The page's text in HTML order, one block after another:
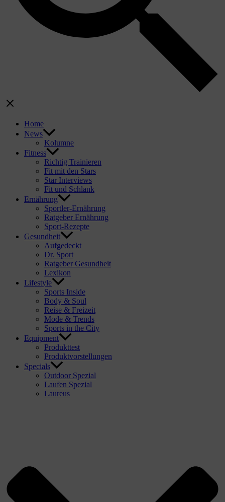
Home
News
Kolumne
Fitness
Richtig Trainieren
Fit mit den Stars
Star Interviews
Fit und Schlank
Ernährung
Sportler-Ernährung
Ratgeber Ernährung
Sport-Rezepte
Gesundheit
Aufgedeckt
Dr. Sport
Ratgeber Gesundheit
Lexikon
Lifestyle
Sports Inside
Body & Soul
Reise & Freizeit
Mode & Trends
Sports in the City
Equipment
Produkttest
Produktvorstellungen
Specials
Outdoor Spezial
Laufen Spezial
Laureus